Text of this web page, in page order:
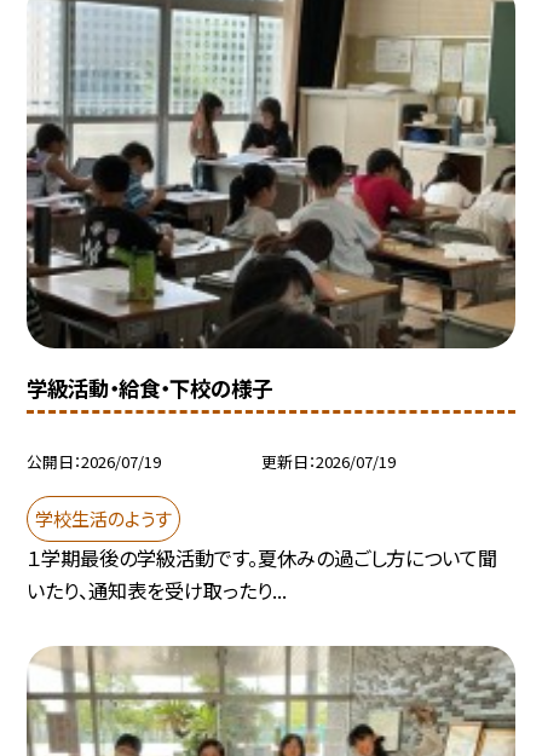
学級活動・給食・下校の様子
公開日 2026/07/19 更新日 2026/07/19
学校生活のようす
１学期最後の学級活動です。夏休みの過ごし方について聞
いたり、通知表を受け取ったり...